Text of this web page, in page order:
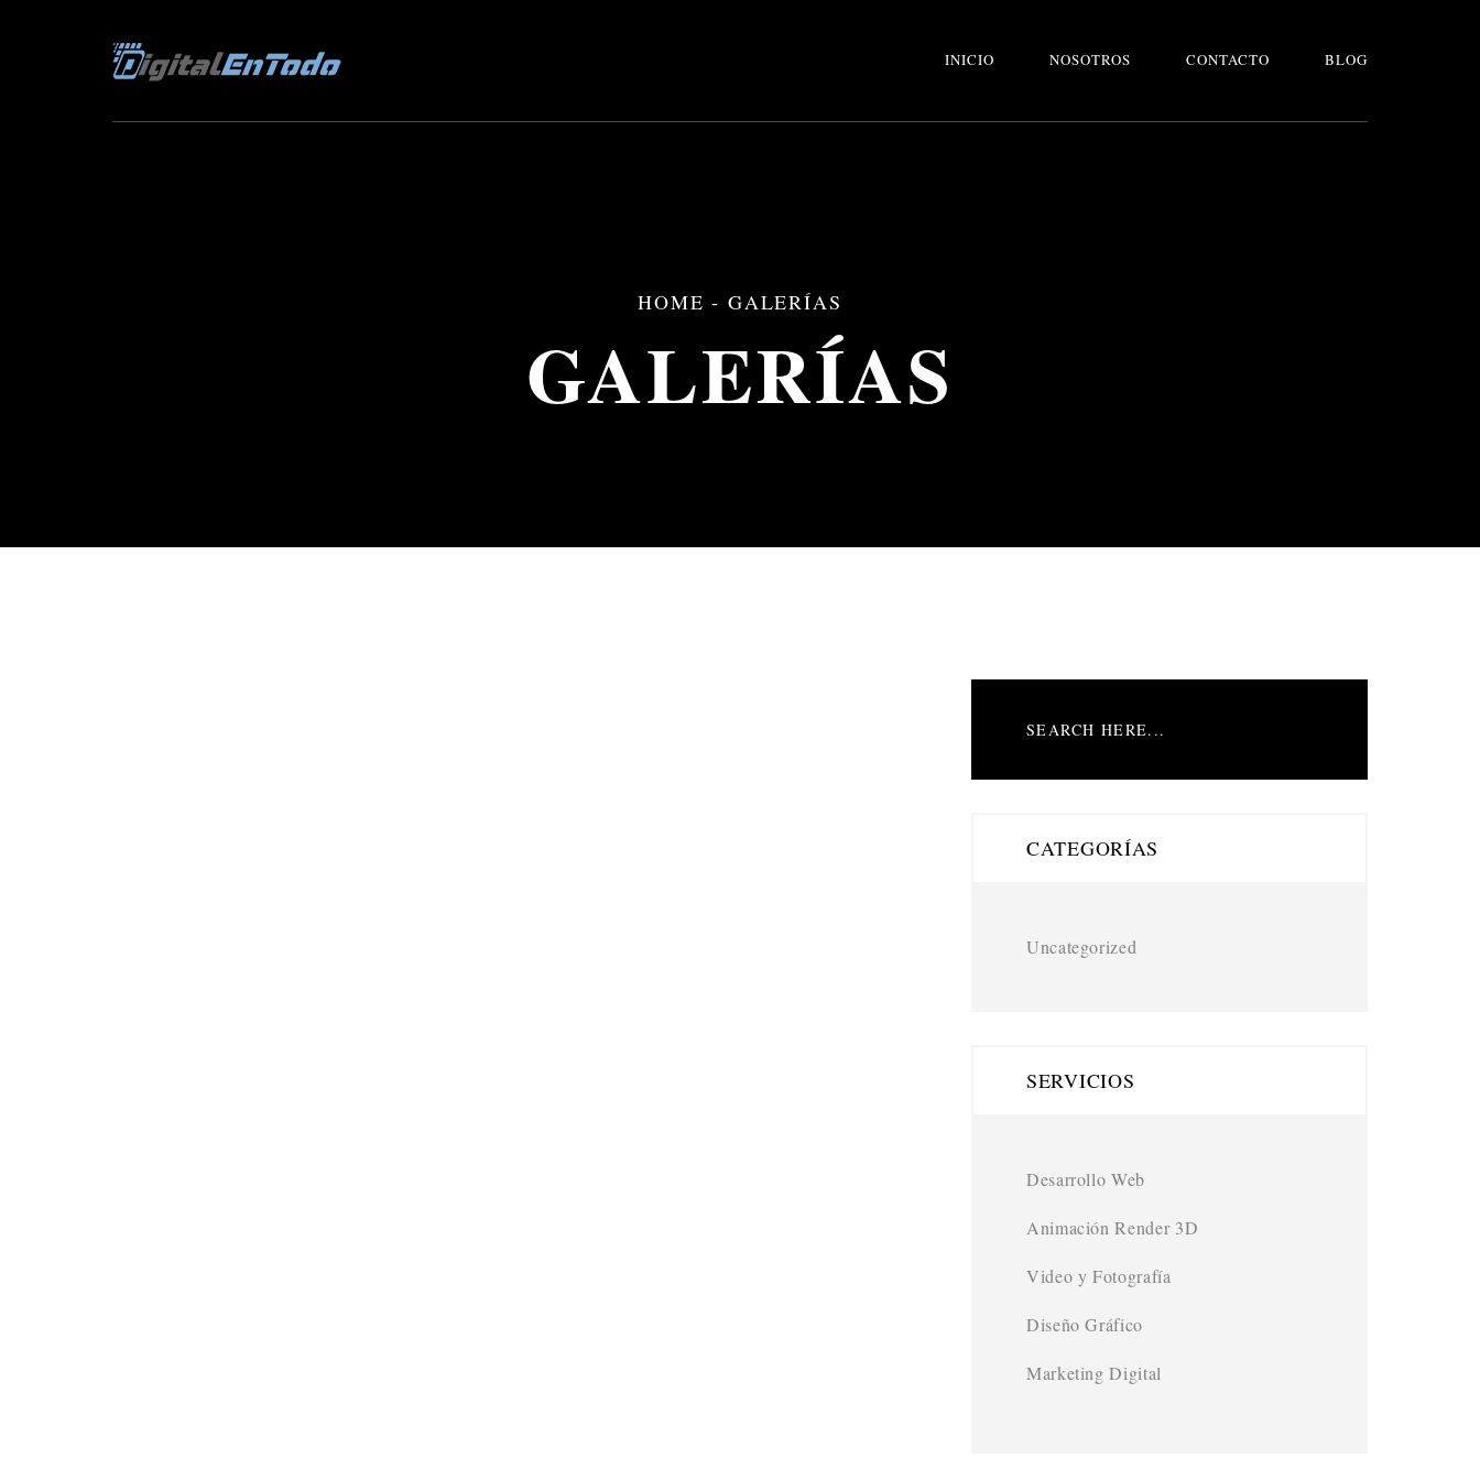
INICIO NOSOTROS CONTACTO BLOG
HOME -GALERÍAS
GALERÍAS
CATEGORÍAS
Uncategorized
SERVICIOS
Desarrollo Web
Animación Render 3D
Video y Fotografía
Diseño Gráfico
Marketing Digital